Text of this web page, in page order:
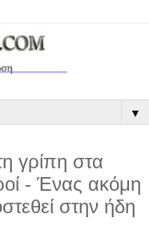
▼
γρίπη στα
- Ένας ακόμη
στην ήδη